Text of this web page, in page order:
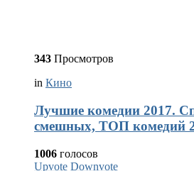
343 Просмотров
in Кино
Лучшие комедии 2017.
смешных, ТОП комедий
1006 голосов
Upvote Downvote